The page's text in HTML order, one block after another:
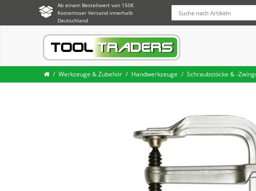
Ab einem Bestellwert von 150€
Kostenloser Versand innerhalb
Deutschland
Werkzeuge & Zubehör Handwerkzeuge Schraubstöcke & -